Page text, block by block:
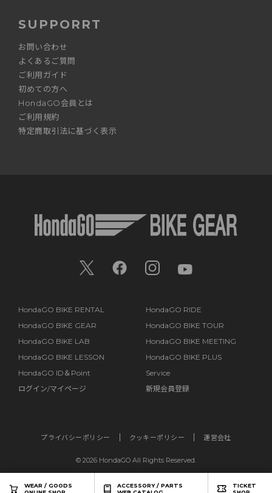
WEAR / GOODS
ACCESSORY / PARTS
TICKET
SUPPORRT
お問い合わせ
よくあるご質問
ご利用ガイド
初めての方へ
HondaGO会員とは
ご利用規約
特定商取引法に基づく表示
HondaGO BIKE RENTAL
HondaGO RIDE
HondaGO BIKE GEAR
HondaGO BIKE TOUR
HondaGO BIKE LAB
HondaGO BIKE MEETING
HondaGO BIKE LESSON
HondaGO BIKE PLUS
HondaGO ID＆Point
Service
ログイン/マイページ
新規会員登録
プライバシーポリシー クッキーポリシー 運営会社
© 2026 HondaGO All Rights Reserved.